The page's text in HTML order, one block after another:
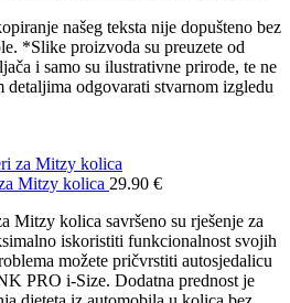
našeg teksta nije dopušteno bez
*Slike proizvoda su preuzete od
i samo su ilustrativne prirode, te ne
detaljima odgovarati stvarnom izgledu
Mitzy kolica 29.90 €
Mitzy kolica savršeno su rješenje za
iskoristiti funkcionalnost svojih
možete pričvrstiti autosjedalicu
PRO i-Size. Dodatna prednost je